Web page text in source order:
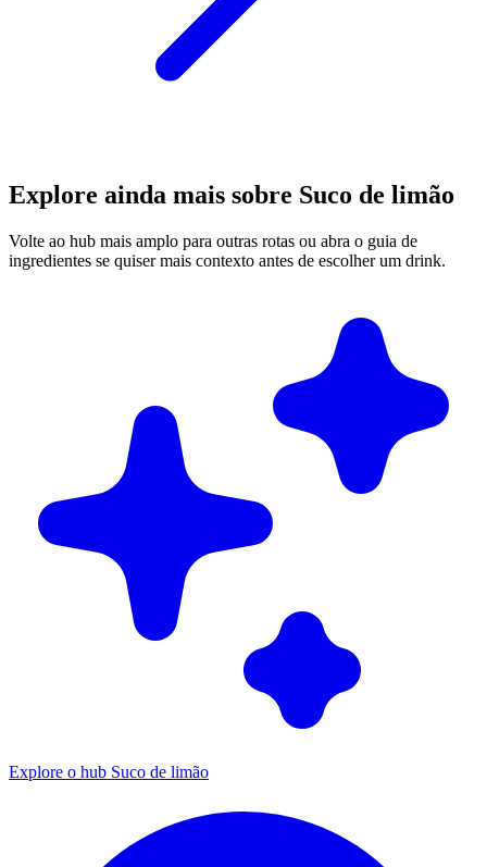
Explore ainda mais sobre Suco de limão
Volte ao hub mais amplo para outras rotas ou abra o guia de
ingredientes se quiser mais contexto antes de escolher um drink.
Explore o hub Suco de limão